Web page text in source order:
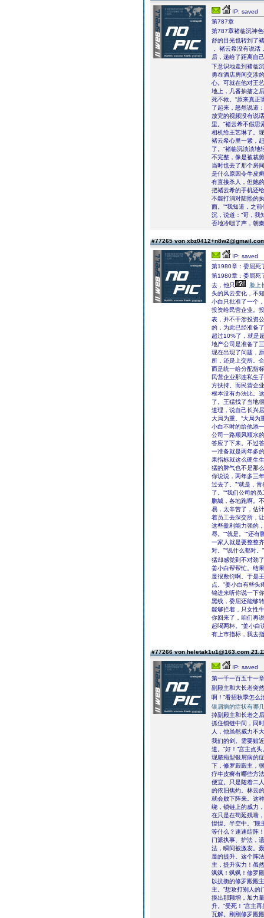
IP: saved
第787章
第787章褚临沉神
舒的目光也转到了
。褚云希没有说话
后，递给了距离自
下意识地走到褚临
勇在酒店房间交涉
心。可就在他对王
地上，几番抽搐之
死不救。“原来真正
了起来，怒然说道
放完的视频没有说
里。”褚云希不假思
相机给王艺琳了。
褚云希心里一紧，
了。”褚临沉淡淡
不完整，像是被裁
当时也去了那个房
是什么原因令牛皮
有直接杀人，但她
把褚云希的手机还
不能打消对陆熙的
面。”“我知道，之
沉，说道：“哥，我
否地冷嗤了声，朝
#77265 von
IP: saved
第1980章：委屈死
第1980章：委屈死
去，他只
脸上
头的风云变化，不
小白只批准了一个
投资给民营企业。
表，并不干涉投资
的，为此已经准备
超过10%了，就是
地产公司是准备了
现在出现了问题，
所，还是上交所。
而是统一给分配指
民营企业那连私生
方扶持。而民营企
根本没有办法比。
了。王猛找了当地
道理，说自己长兴
大局为重。“大局为
小白不时的给他添
公司一路顺风顺水
答应了下来。不过
一准备就是两年多
果指标就这么硬生
猛的脾气也不是那
你说说，两年多三
过去了。”“就是，
了。”“我们公司的
鹏城，各地跑啊。
易，太辛苦了，估
着员工去深交所，
这些盈利能力强的
辱。”“就是。”“还
一家人就是要整整
对。”“说什么都对
猛却感觉到不对劲
姜小白帮帮忙。结
显很敷衍啊。于是
点。”姜小白有些头
锦进来听你说一下
黑线，委屈还能够
能够拦着，只女性
你回来了，咱们再
起喝两杯。”姜小白
有上市指标，我去
#77266 von heletak1u1@163.com
IP: saved
第一千一百五十一章
副殿主和大长老突
啊！”看招秋季怎么
银屑病的症状有哪
掉副殿主和长老之
抓住锁链中间，同
人，他虽然威力不
我们的剑。需要贴
道。”好！”宫主点
现脓疱型银屑病的
下，修罗殿殿主，
疗牛皮癣有哪些方
便宜。只是随着二
的依旧焦灼。林云
就会败下阵来。这
绕，锁链上的威力
在只是在苟延残喘
惶惶。半空中。”殿
等什么？速速结阵
门派执事、护法，
法，瞬间被激发。
显的提升。这个阵
主，提升实力！虽
飒飒！飒飒！修罗
以抗衡的修罗殿殿
主。”想攻打别人的
摸出那颗增，加力
升。”受死！”宫主
瓦解。刚刚修罗殿